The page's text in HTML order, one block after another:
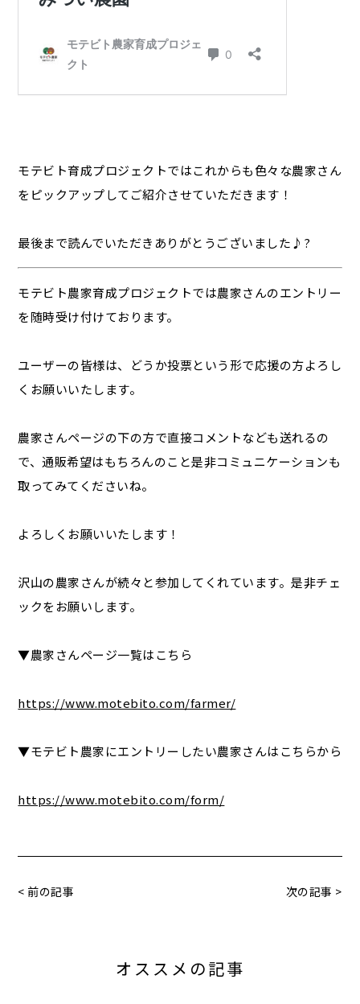
モテビト育成プロジェクトではこれからも色々な農家さん
をピックアップしてご紹介させていただきます！
最後まで読んでいただきありがとうございました♪?
モテビト農家育成プロジェクトでは農家さんのエントリー
を随時受け付けております。
ユーザーの皆様は、どうか投票という形で応援の方よろし
くお願いいたします。
農家さんページの下の方で直接コメントなども送れるの
で、通販希望はもちろんのこと是非コミュニケーションも
取ってみてくださいね。
よろしくお願いいたします！
沢山の農家さんが続々と参加してくれています。是非チェ
ックをお願いします。
▼農家さんページ一覧はこちら
https://www.motebito.com/farmer/
▼モテビト農家にエントリーしたい農家さんはこちらから
https://www.motebito.com/form/
< 前の記事 次の記事 >
オススメの記事